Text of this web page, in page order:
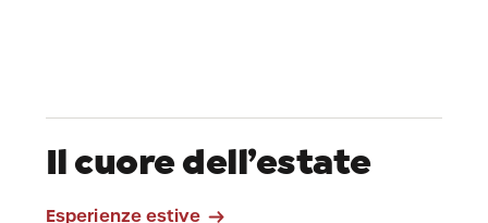
Il cuore dell’estate
Esperienze estive